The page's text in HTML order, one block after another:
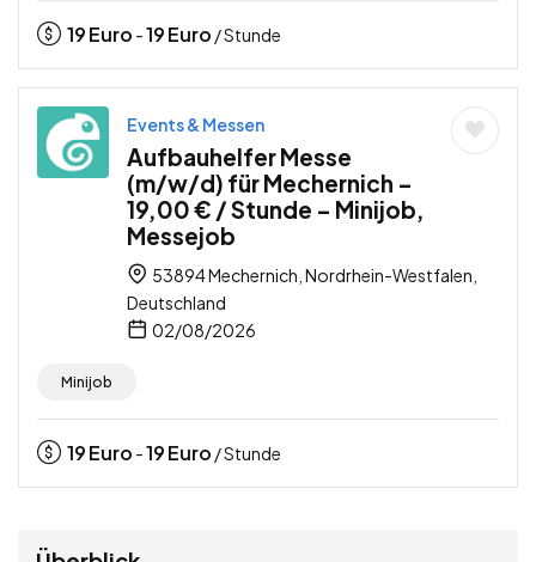
19Euro -19Euro / Stunde
Events & Messen
Aufbauhelfer Messe
(m/w/d) für Mechernich –
19,00 € / Stunde – Minijob,
Messejob
53894 Mechernich, Nordrhein-Westfalen,
Deutschland
02/08/2026
Minijob
19Euro -19Euro / Stunde